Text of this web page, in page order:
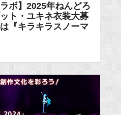
ボ】2025年ねんどろ
ト・ユキネ衣装大募
『キラキラスノーマ